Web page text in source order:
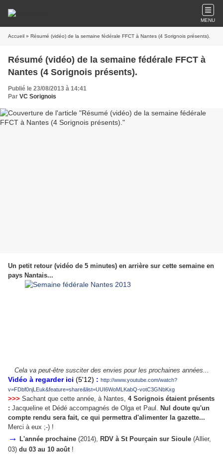
MENU
Accueil » Résumé (vidéo) de la semaine fédérale FFCT à Nantes (4 Sorignois présents).
Résumé (vidéo) de la semaine fédérale FFCT à
Nantes (4 Sorignois présents).
Publié le 23/08/2013 à 14:41
Par VC Sorignois
Un petit retour (vidéo de 5 minutes) en arrière sur cette semaine en
pays Nantais...
Cela va peut-être susciter des envies pour les prochaines années...
Vidéo à regarder ici (5'12) : http://www.youtube.com/watch?
v=FDbf0njLEuk&feature=share&list=UUI6WoMLKabQ-votC3GNbKxg
>>> Sachant que cette année, à Nantes, 4 Sorignois étaient présents
: Jacqueline et Dédé accompagnés de Olga et Paul. Nul doute qu'un
compte rendu sera fait, ce qui permettra d'alimenter la gazette...
Merci à eux ;-) !
→ L'année prochaine (2014), RDV à St Pourçain sur Sioule (Allier,
03) du 03 au 10 août!